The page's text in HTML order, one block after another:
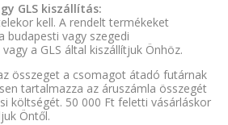
GLS kiszállítás:
kell. A rendelt termékeket
budapesti vagy szegedi
a GLS által kiszállítjuk Önhöz.
összeget a csomagot átadó futárnak
tartalmazza az áruszámla összegét
költségét. 50 000 Ft feletti vásárláskor
Öntől.